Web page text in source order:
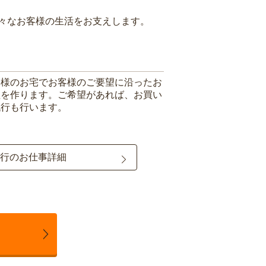
お客様の生活をお支えします。
のお宅でお客様のご要望に沿ったお
作ります。ご希望があれば、お買い
も行います。
のお仕事詳細